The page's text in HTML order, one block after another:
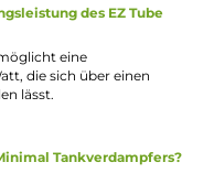
MTL und RDL
Reihe
und RDL Z-Coil 0.3 Ohm